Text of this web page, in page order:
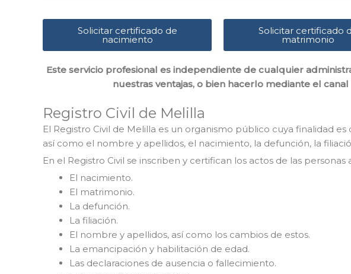
Solicitar certificado de
nacimiento
Solicitar certificado
matrimonio
Este servicio profesional es independiente de cualquier
nuestras ventajas, o bien hacerlo mediante el
Registro Civil de Melilla
El Registro Civil de Melilla es un organismo público cuya finalidad
así como el nombre y apellidos, el nacimiento, la defunción, la
En el Registro Civil se inscriben y certifican los actos de las
El nacimiento.
El matrimonio.
La defunción.
La filiación.
El nombre y apellidos, así como los cambios de estos.
La emancipación y habilitación de edad.
Las declaraciones de ausencia o fallecimiento.